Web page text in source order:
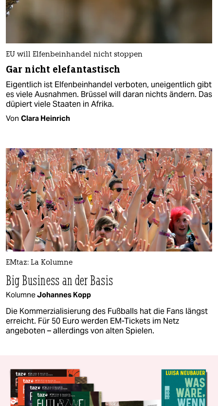
EU will Elfenbeinhandel nicht stoppen
Gar nicht elefantastisch
Eigentlich ist Elfenbeinhandel verboten, uneigentlich gibt
es viele Ausnahmen. Brüssel will daran nichts ändern. Das
düpiert viele Staaten in Afrika.
Von Clara Heinrich
EMtaz: La Kolumne
Big Business an der Basis
KolumneJohannes Kopp
Die Kommerzialisierung des Fußballs hat die Fans längst
erreicht. Für 50 Euro werden EM-Tickets im Netz
angeboten – allerdings von alten Spielen.